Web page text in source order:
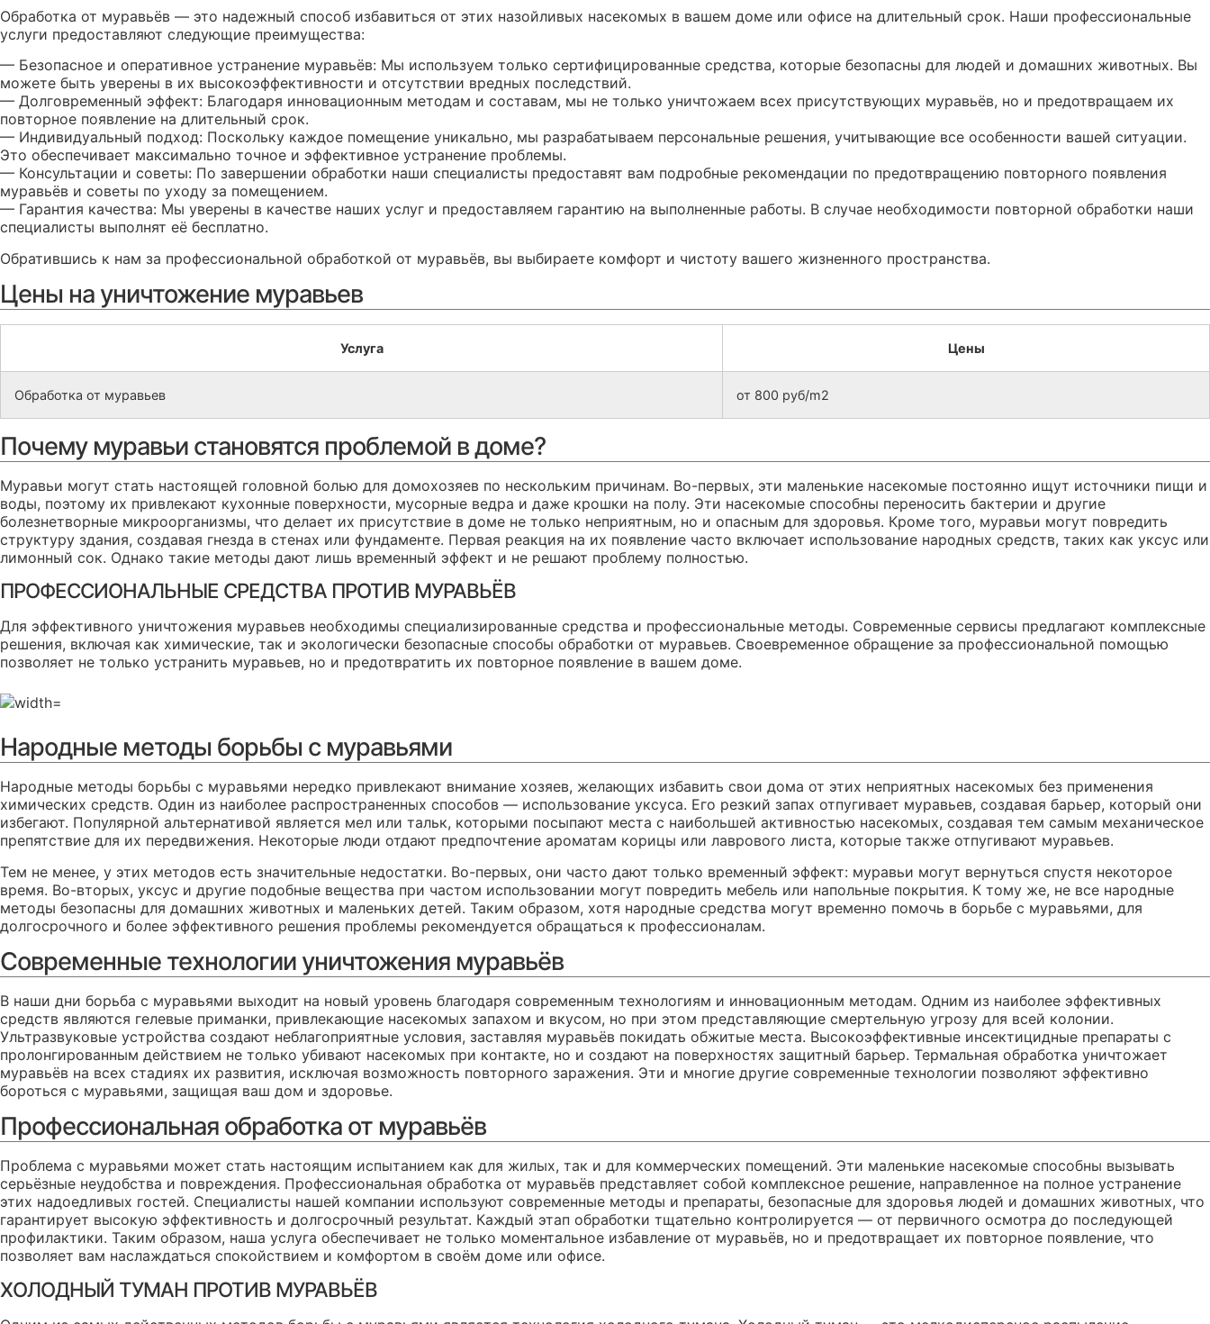
Обработка от муравьёв — это надежный способ избавиться от этих назойливых насекомых в вашем доме или офисе на длительный срок. Наши профессиональные
услуги предоставляют следующие преимущества:
— Безопасное и оперативное устранение муравьёв: Мы используем только сертифицированные средства, которые безопасны для людей и домашних животных. Вы
можете быть уверены в их высокоэффективности и отсутствии вредных последствий.
— Долговременный эффект: Благодаря инновационным методам и составам, мы не только уничтожаем всех присутствующих муравьёв, но и предотвращаем их
повторное появление на длительный срок.
— Индивидуальный подход: Поскольку каждое помещение уникально, мы разрабатываем персональные решения, учитывающие все особенности вашей ситуации.
Это обеспечивает максимально точное и эффективное устранение проблемы.
— Консультации и советы: По завершении обработки наши специалисты предоставят вам подробные рекомендации по предотвращению повторного появления
муравьёв и советы по уходу за помещением.
— Гарантия качества: Мы уверены в качестве наших услуг и предоставляем гарантию на выполненные работы. В случае необходимости повторной обработки наши
специалисты выполнят её бесплатно.
Обратившись к нам за профессиональной обработкой от муравьёв, вы выбираете комфорт и чистоту вашего жизненного пространства.
Цены на уничтожение муравьев
Услуга Цены
Обработка от муравьев от 800 руб/m2
Почему муравьи становятся проблемой в доме?
Муравьи могут стать настоящей головной болью для домохозяев по нескольким причинам. Во-первых, эти маленькие насекомые постоянно ищут источники пищи и
воды, поэтому их привлекают кухонные поверхности, мусорные ведра и даже крошки на полу. Эти насекомые способны переносить бактерии и другие
болезнетворные микроорганизмы, что делает их присутствие в доме не только неприятным, но и опасным для здоровья. Кроме того, муравьи могут повредить
структуру здания, создавая гнезда в стенах или фундаменте. Первая реакция на их появление часто включает использование народных средств, таких как уксус или
лимонный сок. Однако такие методы дают лишь временный эффект и не решают проблему полностью.
ПРОФЕССИОНАЛЬНЫЕ СРЕДСТВА ПРОТИВ МУРАВЬЁВ
Для эффективного уничтожения муравьев необходимы специализированные средства и профессиональные методы. Современные сервисы предлагают комплексные
решения, включая как химические, так и экологически безопасные способы обработки от муравьев. Своевременное обращение за профессиональной помощью
позволяет не только устранить муравьев, но и предотвратить их повторное появление в вашем доме.
Народные методы борьбы с муравьями
Народные методы борьбы с муравьями нередко привлекают внимание хозяев, желающих избавить свои дома от этих неприятных насекомых без применения
химических средств. Один из наиболее распространенных способов — использование уксуса. Его резкий запах отпугивает муравьев, создавая барьер, который они
избегают. Популярной альтернативой является мел или тальк, которыми посыпают места с наибольшей активностью насекомых, создавая тем самым механическое
препятствие для их передвижения. Некоторые люди отдают предпочтение ароматам корицы или лаврового листа, которые также отпугивают муравьев.
Тем не менее, у этих методов есть значительные недостатки. Во-первых, они часто дают только временный эффект: муравьи могут вернуться спустя некоторое
время. Во-вторых, уксус и другие подобные вещества при частом использовании могут повредить мебель или напольные покрытия. К тому же, не все народные
методы безопасны для домашних животных и маленьких детей. Таким образом, хотя народные средства могут временно помочь в борьбе с муравьями, для
долгосрочного и более эффективного решения проблемы рекомендуется обращаться к профессионалам.
Современные технологии уничтожения муравьёв
В наши дни борьба с муравьями выходит на новый уровень благодаря современным технологиям и инновационным методам. Одним из наиболее эффективных
средств являются гелевые приманки, привлекающие насекомых запахом и вкусом, но при этом представляющие смертельную угрозу для всей колонии.
Ультразвуковые устройства создают неблагоприятные условия, заставляя муравьёв покидать обжитые места. Высокоэффективные инсектицидные препараты с
пролонгированным действием не только убивают насекомых при контакте, но и создают на поверхностях защитный барьер. Термальная обработка уничтожает
муравьёв на всех стадиях их развития, исключая возможность повторного заражения. Эти и многие другие современные технологии позволяют эффективно
бороться с муравьями, защищая ваш дом и здоровье.
Профессиональная обработка от муравьёв
Проблема с муравьями может стать настоящим испытанием как для жилых, так и для коммерческих помещений. Эти маленькие насекомые способны вызывать
серьёзные неудобства и повреждения. Профессиональная обработка от муравьёв представляет собой комплексное решение, направленное на полное устранение
этих надоедливых гостей. Специалисты нашей компании используют современные методы и препараты, безопасные для здоровья людей и домашних животных, что
гарантирует высокую эффективность и долгосрочный результат. Каждый этап обработки тщательно контролируется — от первичного осмотра до последующей
профилактики. Таким образом, наша услуга обеспечивает не только моментальное избавление от муравьёв, но и предотвращает их повторное появление, что
позволяет вам наслаждаться спокойствием и комфортом в своём доме или офисе.
ХОЛОДНЫЙ ТУМАН ПРОТИВ МУРАВЬЁВ